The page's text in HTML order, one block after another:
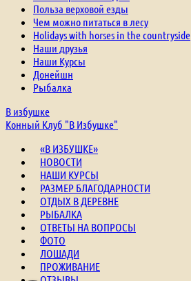
Польза верховой езды
Чем можно питаться в лесу
Holidays with horses in the countryside
Наши друзья
Наши Курсы
Донейшн
Рыбалка
В избушке
Конный Клуб "В Избушке"
«В ИЗБУШКЕ»
НОВОСТИ
НАШИ КУРСЫ
РАЗМЕР БЛАГОДАРНОСТИ
ОТДЫХ В ДЕРЕВНЕ
РЫБАЛКА
ОТВЕТЫ НА ВОПРОСЫ
ФОТО
ЛОШАДИ
ПРОЖИВАНИЕ